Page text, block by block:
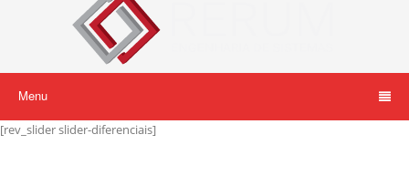
Menu
[rev_slider slider-diferenciais]